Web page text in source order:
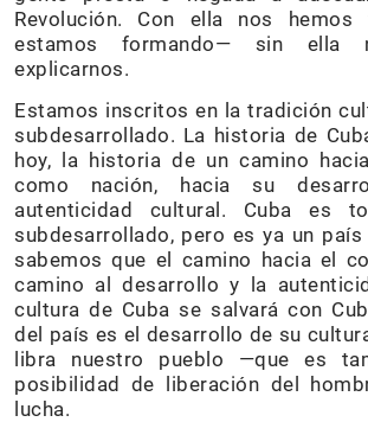
Revolución. Con ella nos
estamos formando— sin ella
explicarnos.
Estamos inscritos en la tradición
subdesarrollado. La historia de
hoy, la historia de un camino
como nación, hacia su
autenticidad cultural. Cuba es
subdesarrollado, pero es ya un
sabemos que el camino hacia el
camino al desarrollo y la
cultura de Cuba se salvará con
del país es el desarrollo de su
libra nuestro pueblo —que es
posibilidad de liberación del
lucha.